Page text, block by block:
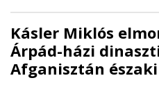
Kásler Miklós
Árpád-házi
Afganisztán